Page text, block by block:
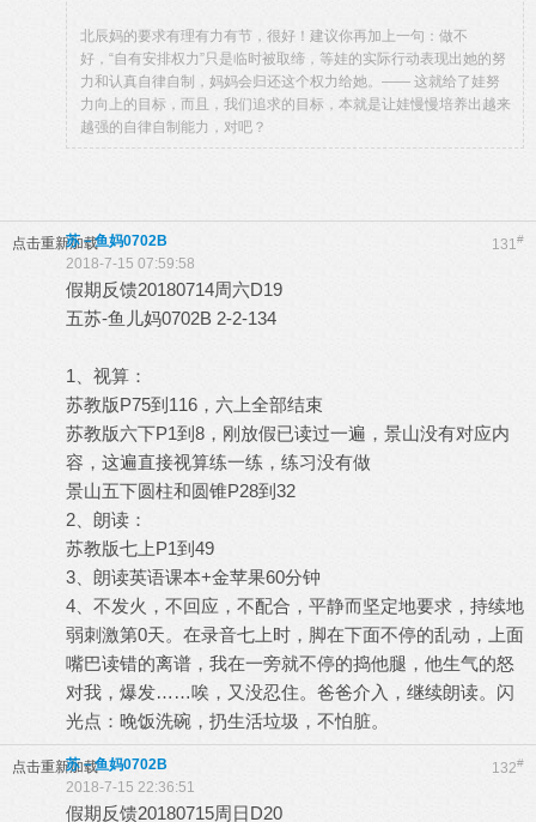
北辰妈的要求有理有力有节，很好！建议你再加上一句：做不
好，“自有安排权力”只是临时被取缔，等娃的实际行动表现出她的努
力和认真自律自制，妈妈会归还这个权力给她。—— 这就给了娃努
力向上的目标，而且，我们追求的目标，本就是让娃慢慢培养出越来
越强的自律自制能力，对吧？
点击重新加载 131#
苏－鱼妈0702B
2018-7-15 07:59:58
假期反馈20180714周六D19
五苏-鱼儿妈0702B 2-2-134
1、视算：
苏教版P75到116，六上全部结束
苏教版六下P1到8，刚放假已读过一遍，景山没有对应内
容，这遍直接视算练一练，练习没有做
景山五下圆柱和圆锥P28到32
2、朗读：
苏教版七上P1到49
3、朗读英语课本+金苹果60分钟
4、不发火，不回应，不配合，平静而坚定地要求，持续地
弱刺激第0天。在录音七上时，脚在下面不停的乱动，上面
嘴巴读错的离谱，我在一旁就不停的捣他腿，他生气的怒
对我，爆发……唉，又没忍住。爸爸介入，继续朗读。闪
光点：晚饭洗碗，扔生活垃圾，不怕脏。
点击重新加载 132#
苏－鱼妈0702B
2018-7-15 22:36:51
假期反馈20180715周日D20